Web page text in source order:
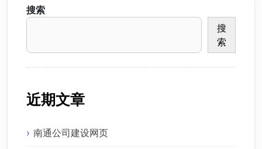
搜索
搜
索
近期文章
南通公司建设网页